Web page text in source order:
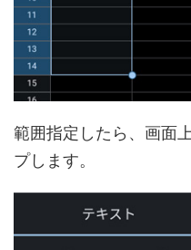
範囲指定したら、画面
プします。